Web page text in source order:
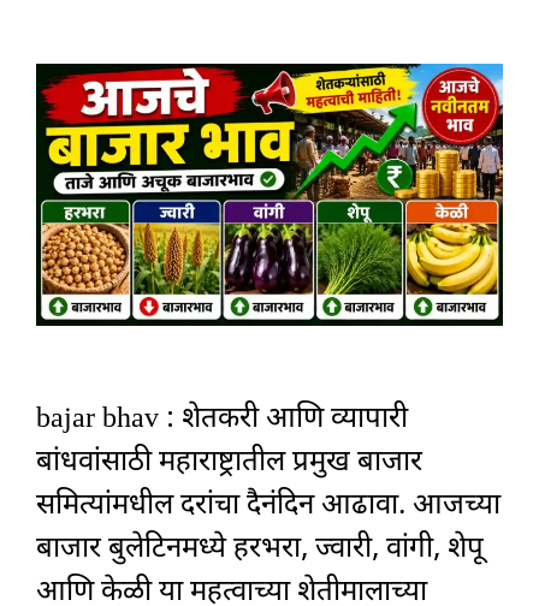
bajar bhav : शेतकरी आणि व्यापारी
बांधवांसाठी महाराष्ट्रातील प्रमुख बाजार
समित्यांमधील दरांचा दैनंदिन आढावा. आजच्या
बाजार बुलेटिनमध्ये हरभरा, ज्वारी, वांगी, शेपू
आणि केळी या महत्वाच्या शेतीमालाच्या